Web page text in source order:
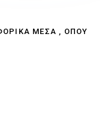
ΜΕΣΑ , ΟΠΟΥ